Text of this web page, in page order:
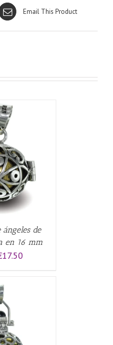
Email This Product
ángeles de
en 16 mm
17.50